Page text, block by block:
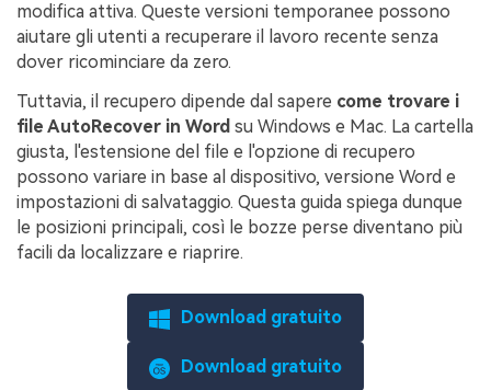
modifica attiva. Queste versioni temporanee possono
aiutare gli utenti a recuperare il lavoro recente senza
dover ricominciare da zero.
Tuttavia, il recupero dipende dal sapere come trovare i
file AutoRecover in Word su Windows e Mac. La cartella
giusta, l'estensione del file e l'opzione di recupero
possono variare in base al dispositivo, versione Word e
impostazioni di salvataggio. Questa guida spiega dunque
le posizioni principali, così le bozze perse diventano più
facili da localizzare e riaprire.
Download gratuito
Download gratuito